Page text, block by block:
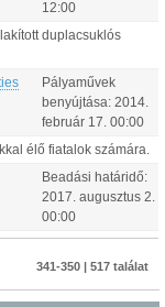
12:00
duplacsuklós
Pályaművek
benyújtása: 2014.
február 17 00:00
élő fiatalok számára.
Beadási határidő:
2017. augusztus 2
00:00
341-350 | 517 találat